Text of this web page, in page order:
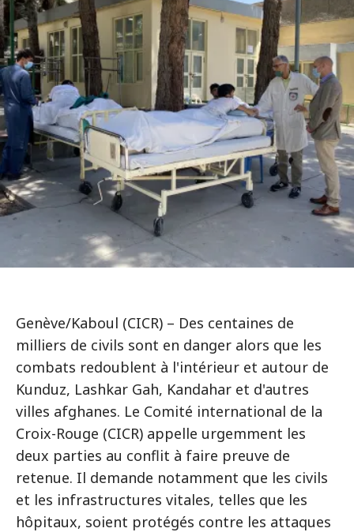
Genève/Kaboul (CICR) – Des centaines de
milliers de civils sont en danger alors que les
combats redoublent à l'intérieur et autour de
Kunduz, Lashkar Gah, Kandahar et d'autres
villes afghanes. Le Comité international de la
Croix-Rouge (CICR) appelle urgemment les
deux parties au conflit à faire preuve de
retenue. Il demande notamment que les civils
et les infrastructures vitales, telles que les
hôpitaux, soient protégés contre les attaques